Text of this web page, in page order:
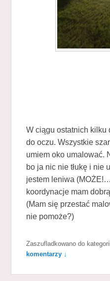
W ciągu ostatnich kilku
do oczu. Wszystkie
umiem oko umalować.
bo ja nic nie tłukę i nie
jestem leniwa
koordynacje mam
(Mam się przestać
nie pomoże?)
Zaszufladkowano do kategorii
komentarzy ↓